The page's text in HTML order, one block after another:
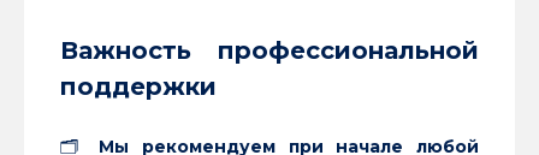
Важность профессиональной
поддержки
🗂 Мы рекомендуем при начале любой